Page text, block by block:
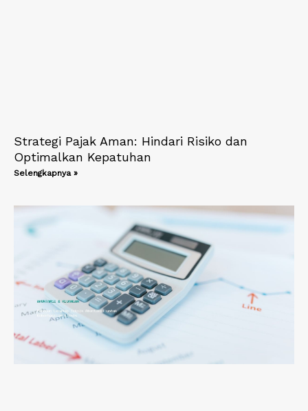
Strategi Pajak Aman: Hindari Risiko dan
Optimalkan Kepatuhan
Selengkapnya »